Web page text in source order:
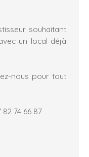
souhaitant
un local déjà
nous pour tout
82 74 66 87